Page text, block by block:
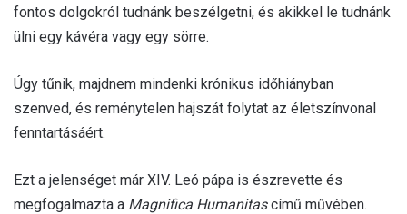
fontos dolgokról tudnánk beszélgetni, és akikkel le tudnánk
ülni egy kávéra vagy egy sörre.
Úgy tűnik, majdnem mindenki krónikus időhiányban
szenved, és reménytelen hajszát folytat az életszínvonal
fenntartásáért.
Ezt a jelenséget már XIV. Leó pápa is észrevette és
megfogalmazta a Magnifica Humanitascímű művében.